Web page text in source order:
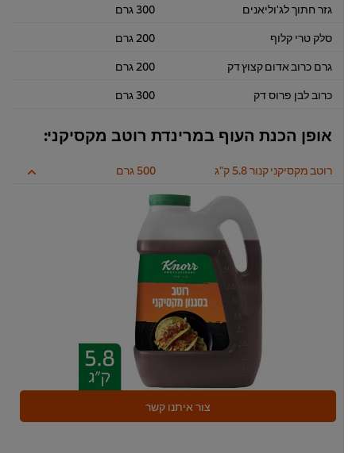
גזר חתוך לג'וליאנים
300 גרם
סלק טרי קלוף
200 גרם
גרם כרוב אדום קצוץ דק
200 גרם
כרוב לבן פרוס דק
300 גרם
אופן הכנת העוף במרינדת רוטב מקסיקני:
רוטב מקסיקני קנור 5.8 ק"ג 500 גרם
צור איתנו קשר